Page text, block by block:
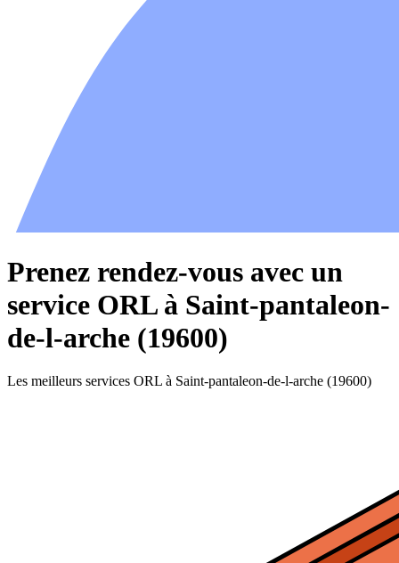
Prenez rendez-vous avec un
service ORL à Saint-pantaleon-
de-l-arche (19600)
Les meilleurs services ORL à Saint-pantaleon-de-l-arche (19600)